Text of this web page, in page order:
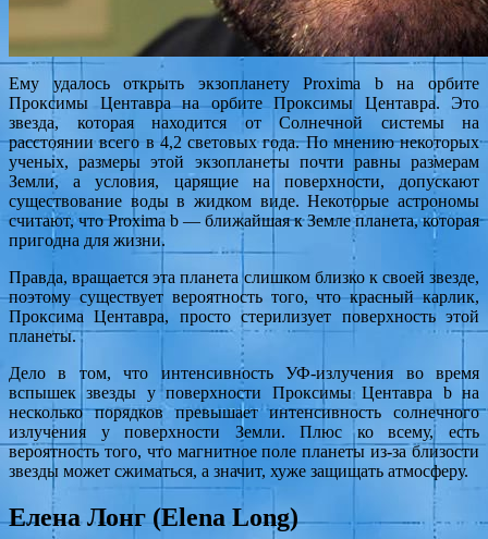
Ему удалось открыть экзопланету Proxima b на орбите
Проксимы Центавра на орбите Проксимы Центавра. Это
звезда, которая находится от Солнечной системы на
расстоянии всего в 4,2 световых года. По мнению некоторых
ученых, размеры этой экзопланеты почти равны размерам
Земли, а условия, царящие на поверхности, допускают
существование воды в жидком виде. Некоторые астрономы
считают, что Proxima b — ближайшая к Земле планета, которая
пригодна для жизни.
Правда, вращается эта планета слишком близко к своей звезде,
поэтому существует вероятность того, что красный карлик,
Проксима Центавра, просто стерилизует поверхность этой
планеты.
Дело в том, что интенсивность УФ-излучения во время
вспышек звезды у поверхности Проксимы Центавра b на
несколько порядков превышает интенсивность солнечного
излучения у поверхности Земли. Плюс ко всему, есть
вероятность того, что магнитное поле планеты из-за близости
звезды может сжиматься, а значит, хуже защищать атмосферу.
Елена Лонг (Elena Long)